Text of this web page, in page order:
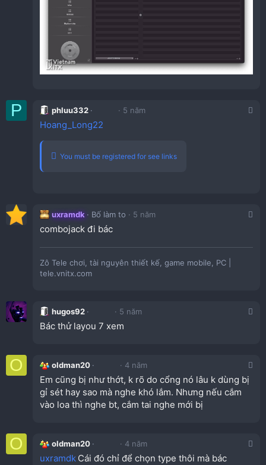
P phluu332 5 năm
Hoang_Long22
You must be registered for see links
uxramdk Bố làm to 5 năm
combojack đi bác
Zô Tele chơi, tài nguyên thiết kế, game mobile, PC |
tele.vnitx.com
hugos92 5 năm
Bác thử layou 7 xem
O oldman20 4 năm
Em cũng bị như thớt, k rõ do cổng nó lâu k dùng bị
gỉ sét hay sao mà nghe khó lắm. Nhưng nếu cắm
vào loa thì nghe bt, cắm tai nghe mới bị
O oldman20 4 năm
uxramdk Cái đó chỉ để chọn type thôi mà bác